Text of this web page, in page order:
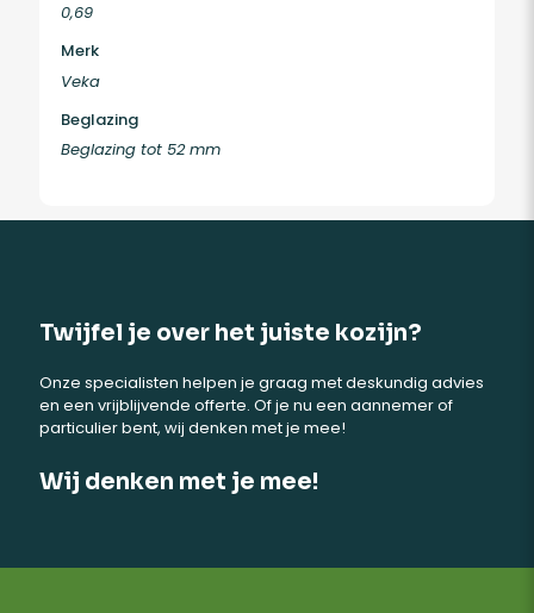
0,69
Merk
Veka
Beglazing
Beglazing tot 52 mm
Twijfel je over het juiste kozijn?
Onze specialisten helpen je graag met deskundig advies
en een vrijblijvende offerte. Of je nu een aannemer of
particulier bent, wij denken met je mee!
Wij denken met je mee!